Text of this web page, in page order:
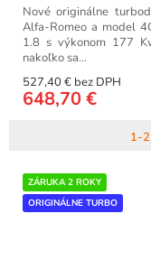
1-
527,40 € bez DPH
648,70 €
Nové originálne
Alfa-Romeo a model
1.8 s výkonom 177
nakoľko sa...
ZÁRUKA 2 ROKY
ORIGINÁLNE TURBO